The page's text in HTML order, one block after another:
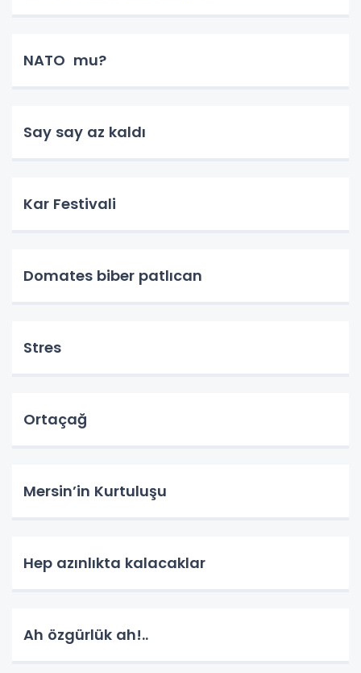
NATO mu?
Say say az kaldı
Kar Festivali
Domates biber patlıcan
Stres
Ortaçağ
Mersin’in Kurtuluşu
Hep azınlıkta kalacaklar
Ah özgürlük ah!..